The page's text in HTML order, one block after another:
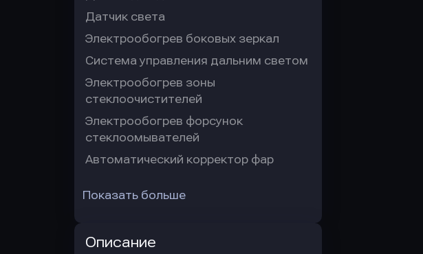
Датчик света
Электрообогрев боковых зеркал
Система управления дальним светом
Электрообогрев зоны
стеклоочистителей
Электрообогрев форсунок
стеклоомывателей
Автоматический корректор фар
Показать больше
Описание